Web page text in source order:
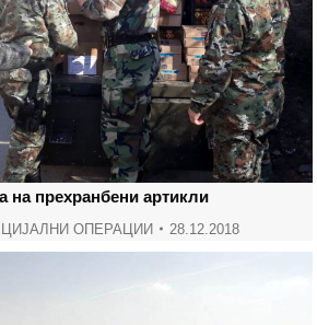
на прехранбени артикли
ОПЕРАЦИИ 28.12.2018